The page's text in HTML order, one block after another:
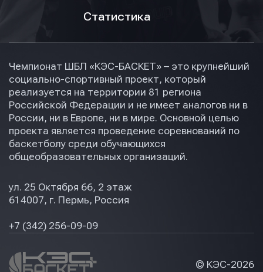
Статистика
Чемпионат ШБЛ «КЭС-БАСКЕТ» – это крупнейший
социально-спортивный проект, который
реализуется на территории 81 региона
Российской Федерации и не имеет аналогов ни в
России, ни в Европе, ни в мире. Основной целью
проекта является проведение соревнований по
баскетболу среди обучающихся
общеобразовательных организаций.
ул. 25 Октября 66, 2 этаж
614007, г. Пермь, Россия
+7 (342) 256-09-09
© КЭС-2026